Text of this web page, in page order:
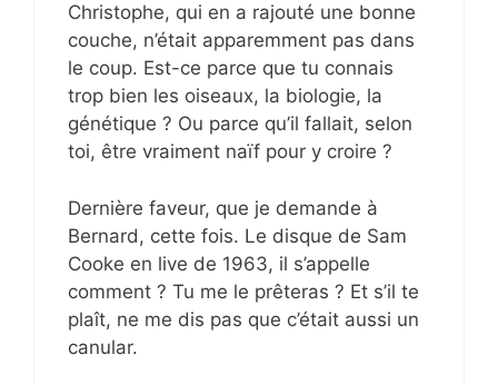
Christophe, qui en a rajouté une bonne
couche, n’était apparemment pas dans
le coup. Est-ce parce que tu connais
trop bien les oiseaux, la biologie, la
génétique ? Ou parce qu’il fallait, selon
toi, être vraiment naïf pour y croire ?
Dernière faveur, que je demande à
Bernard, cette fois. Le disque de Sam
Cooke en live de 1963, il s’appelle
comment ? Tu me le prêteras ? Et s’il te
plaît, ne me dis pas que c’était aussi un
canular.